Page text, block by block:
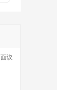
面议